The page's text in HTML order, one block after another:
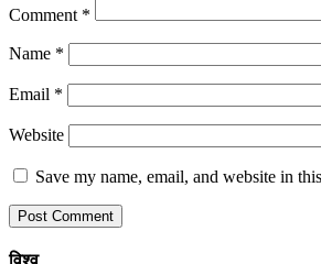
Comment *
Name *
Email *
Website
Save my name, email, and website in
विश्व